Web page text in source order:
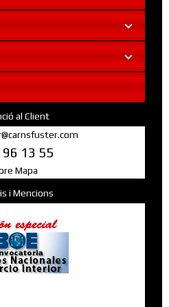
al Client
96 13 55
Mapa
i Mencions